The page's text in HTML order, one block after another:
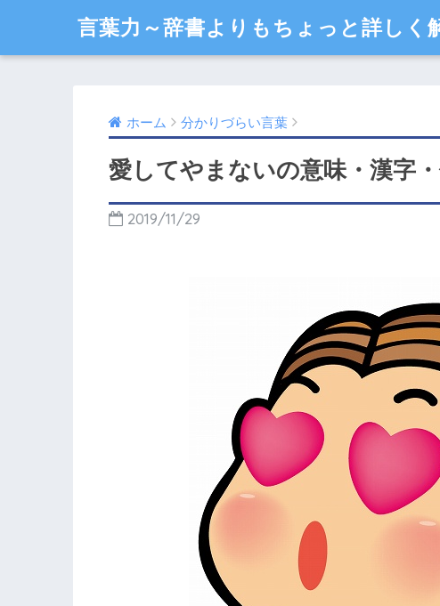
言葉力～辞書よりもちょっと詳しく
ホーム 分かりづらい言葉
愛してやまないの意味・漢字
2019/11/29